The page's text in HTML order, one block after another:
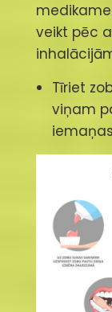
veikt pēc
Tīriet
viņam